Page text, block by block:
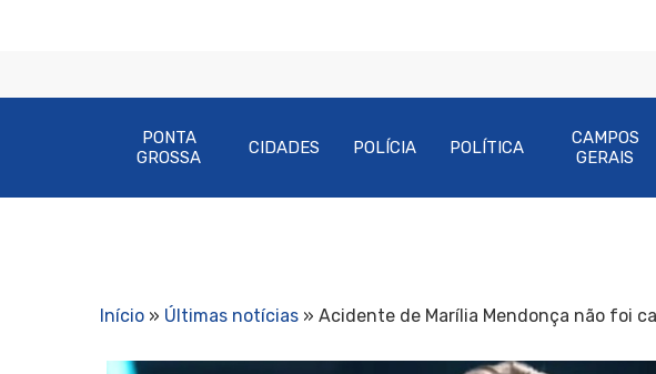
PONTA
GROSSA
CIDADES POLÍCIA POLÍTICA
CAMPOS
GERAIS
Início » Últimas notícias » Acidente de Marília Mendonça não foi